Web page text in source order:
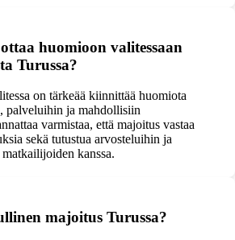
huomioon valitessaan
Turussa?
on tärkeää kiinnittää huomiota
palveluihin ja mahdollisiin
varmistaa, että majoitus vastaa
sekä tutustua arvosteluihin ja
kanssa.
majoitus Turussa?